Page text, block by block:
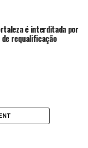
é interditada por
requalificação